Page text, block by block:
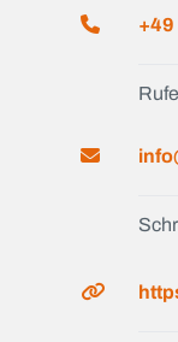
+49